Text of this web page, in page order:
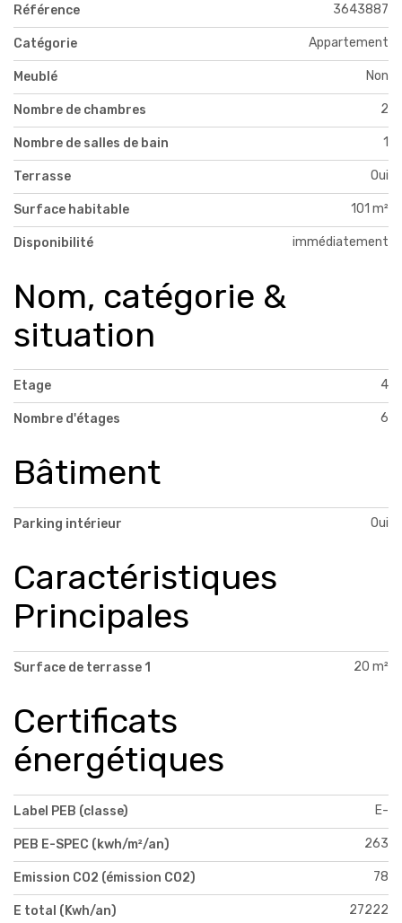
Référence 3643887
Catégorie Appartement
Meublé Non
Nombre de chambres 2
Nombre de salles de bain 1
Terrasse Oui
Surface habitable 101 m²
Disponibilité immédiatement
Nom, catégorie &
situation
Etage 4
Nombre d'étages 6
Bâtiment
Parking intérieur Oui
Caractéristiques
Principales
Surface de terrasse 1 20 m²
Certificats
énergétiques
Label PEB (classe) E-
PEB E-SPEC (kwh/m²/an) 263
Emission CO2 (émission CO2) 78
E total (Kwh/an) 27222